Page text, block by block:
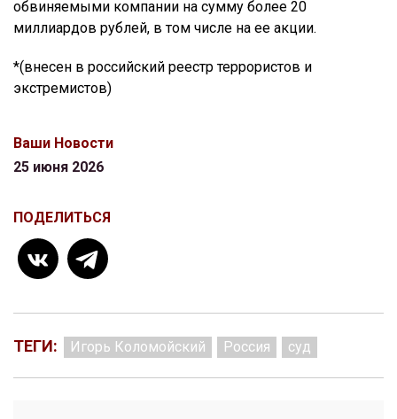
обвиняемыми компании на сумму более 20
миллиардов рублей, в том числе на ее акции.
*(внесен в российский реестр террористов и
экстремистов)
Ваши Новости
25 июня 2026
ПОДЕЛИТЬСЯ
ТЕГИ: Игорь Коломойский Россия суд